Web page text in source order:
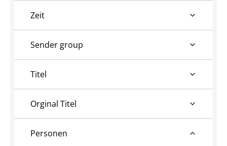
Zeit
Sender group
Titel
Orginal Titel
Personen